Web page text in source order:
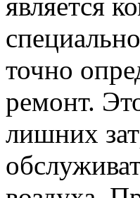
точно
ремонт.
лишних